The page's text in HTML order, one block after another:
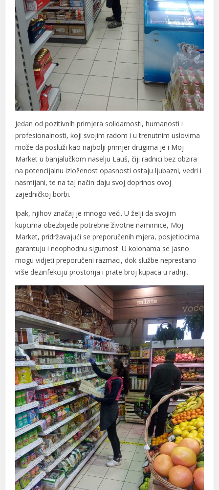
Jedan od pozitivnih primjera solidarnosti, humanosti i
profesionalnosti, koji svojim radom i u trenutnim uslovima
može da posluži kao najbolji primjer drugima je i Moj
Market u banjalučkom naselju Lauš, čiji radnici bez obzira
na potencijalnu izloženost opasnosti ostaju ljubazni, vedri i
nasmijani, te na taj način daju svoj doprinos ovoj
zajedničkoj borbi.
Ipak, njihov značaj je mnogo veći. U želji da svojim
kupcima obezbijede potrebne životne namirnice, Moj
Market, pridržavajući se preporučenih mjera, posjetiocima
garantuju i neophodnu sigurnost. U kolonama se jasno
mogu vidjeti preporučeni razmaci, dok službe neprestano
vrše dezinfekciju prostorija i prate broj kupaca u radnji.